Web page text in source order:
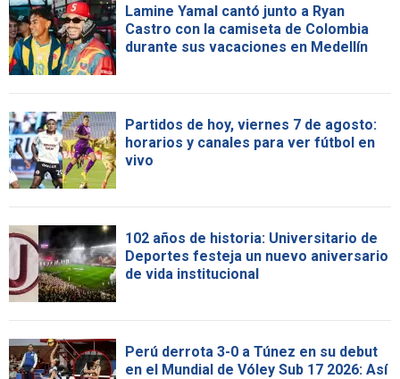
Lamine Yamal cantó junto a Ryan
Castro con la camiseta de Colombia
durante sus vacaciones en Medellín
Partidos de hoy, viernes 7 de agosto:
horarios y canales para ver fútbol en
vivo
102 años de historia: Universitario de
Deportes festeja un nuevo aniversario
de vida institucional
Perú derrota 3-0 a Túnez en su debut
en el Mundial de Vóley Sub 17 2026: Así